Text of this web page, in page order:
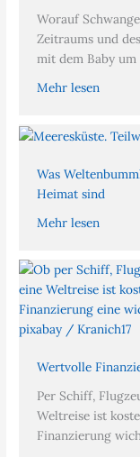
Worauf
Zeitraums und
mit dem Baby
Mehr lesen
Was
Heimat sind
Mehr lesen
Wertvolle
Per Schiff,
Weltreise ist
Finanzierung